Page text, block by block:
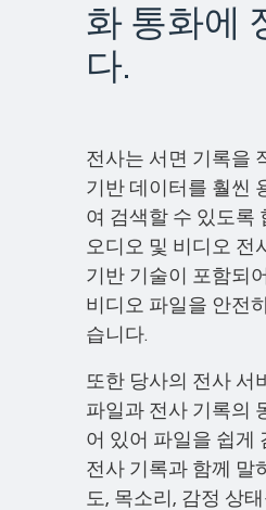
화 통화에
다.
전사는 서면 기록을
기반 데이터를 훨씬
여 검색할 수 있도록
오디오 및 비디오 전
기반 기술이 포함되
비디오 파일을 안전
습니다.
또한 당사의 전사 서
파일과 전사 기록의
어 있어 파일을 쉽게
전사 기록과 함께 말
도, 목소리, 감정 상